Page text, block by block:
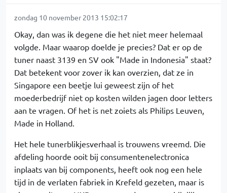
zondag 10 november 2013 15:02:17
Okay, dan was ik degene die het niet meer helemaal
volgde. Maar waarop doelde je precies? Dat er op de
tuner naast 3139 en SV ook "Made in Indonesia" staat?
Dat betekent voor zover ik kan overzien, dat ze in
Singapore een beetje lui geweest zijn of het
moederbedrijf niet op kosten wilden jagen door letters
aan te vragen. Of het is net zoiets als Philips Leuven,
Made in Holland.
Het hele tunerblikjesverhaal is trouwens vreemd. Die
afdeling hoorde ooit bij consumentenelectronica
inplaats van bij components, heeft ook nog een hele
tijd in de verlaten fabriek in Krefeld gezeten, maar is